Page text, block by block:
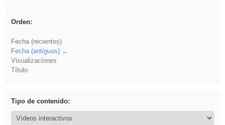
Orden:
Fecha (recientes)
Fecha (antiguos)
Visualizaciones
Título
Tipo de contenido: